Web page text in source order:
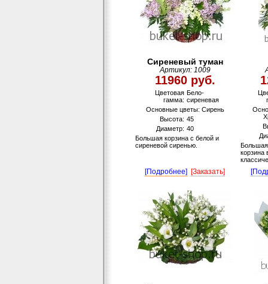
Сиреневый туман
Артикул: 1009
11960 руб.
Цветовая
гамма:
Бело-
сиреневая
Основные цветы: Сирень
Высота: 45
Диаметр: 40
Большая корзина с белой и
сиреневой сиренью.
Большая
корзина
[Подробнее] [Заказать]